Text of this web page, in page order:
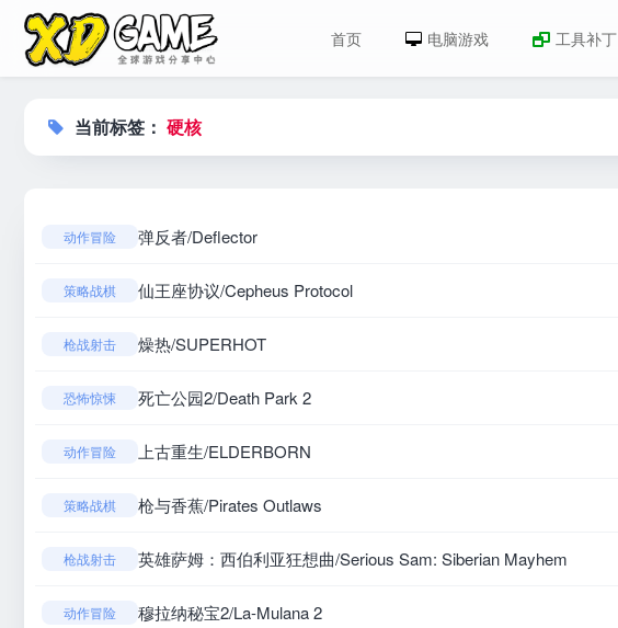
首页 电脑游戏 工具补丁
当前标签： 硬核
动作冒险 弹反者/Deflector
策略战棋 仙王座协议/Cepheus Protocol
枪战射击 燥热/SUPERHOT
恐怖惊悚 死亡公园2/Death Park 2
动作冒险 上古重生/ELDERBORN
策略战棋 枪与香蕉/Pirates Outlaws
枪战射击 英雄萨姆：西伯利亚狂想曲/Serious Sam: Siberian Mayhem
动作冒险 穆拉纳秘宝2/La-Mulana 2